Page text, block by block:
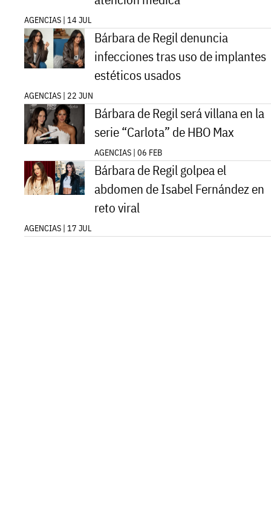
AGENCIAS | 14 JUL
Bárbara de Regil denuncia
infecciones tras uso de implantes
estéticos usados
AGENCIAS | 22 JUN
Bárbara de Regil será villana en la
serie “Carlota” de HBO Max
AGENCIAS | 06 FEB
Bárbara de Regil golpea el
abdomen de Isabel Fernández en
reto viral
AGENCIAS | 17 JUL